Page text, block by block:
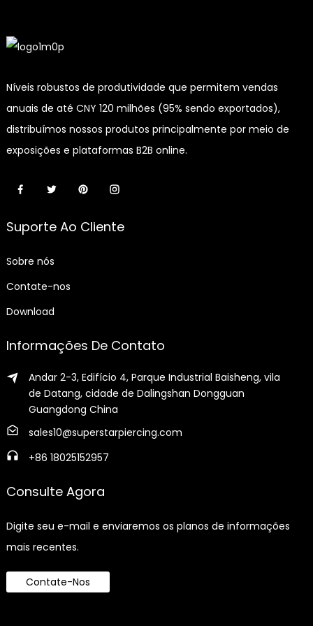
Níveis robustos de produtividade que permitem vendas
anuais de até CNY 120 milhões (95% sendo exportados),
distribuímos nossos produtos principalmente por meio de
exposições e plataformas B2B online.
Suporte Ao Cliente
Sobre nós
Contate-nos
Download
Informações De Contato
Andar 2-3, Edifício 4, Parque Industrial Baisheng, vila
de Datang, cidade de Dalingshan Dongguan
Guangdong China
sales10@superstarpiercing.com
+86 18025152957
Consulte Agora
Digite seu e-mail e enviaremos os planos de informações
mais recentes.
Contate-Nos